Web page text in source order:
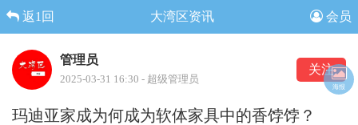
返1回 大湾区资讯 会员
管理员
2025-03-31 16:30 - 超级管理员
关注
玛迪亚家成为何成为软体家具中的香饽饽？
海报